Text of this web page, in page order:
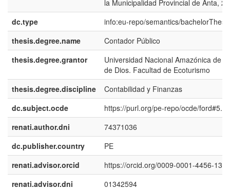
la Municipalidad Provincial de Anta,
dc.type
info:eu-repo/semantics/bachelorThesis
thesis.degree.name
Contador Público
thesis.degree.grantor
Universidad Nacional Amazónica de
de Dios. Facultad de Ecoturismo
thesis.degree.discipline
Contabilidad y Finanzas
dc.subject.ocde
https://purl.org/pe-repo/ocde/
renati.author.dni
74371036
dc.publisher.country
PE
renati.advisor.orcid
https://orcid.org/0009-0001-4456-1358
renati.advisor.dni
01342594